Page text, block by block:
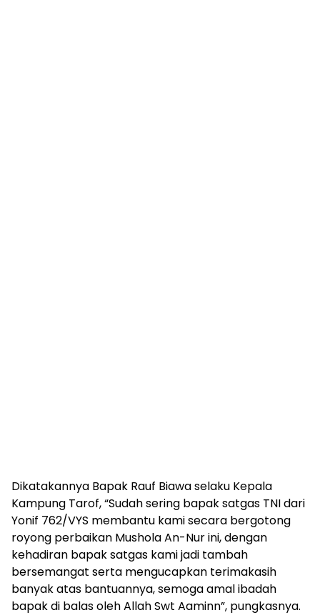
Dikatakannya Bapak Rauf Biawa selaku Kepala
Kampung Tarof, “Sudah sering bapak satgas TNI dari
Yonif 762/VYS membantu kami secara bergotong
royong perbaikan Mushola An-Nur ini, dengan
kehadiran bapak satgas kami jadi tambah
bersemangat serta mengucapkan terimakasih
banyak atas bantuannya, semoga amal ibadah
bapak di balas oleh Allah Swt Aaminn”, pungkasnya.